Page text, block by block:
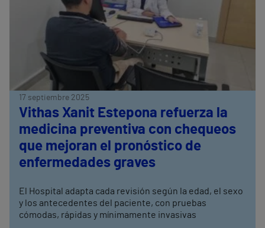
17 septiembre 2025
Vithas Xanit Estepona refuerza la
medicina preventiva con chequeos
que mejoran el pronóstico de
enfermedades graves
El Hospital adapta cada revisión según la edad, el sexo
y los antecedentes del paciente, con pruebas
cómodas, rápidas y mínimamente invasivas